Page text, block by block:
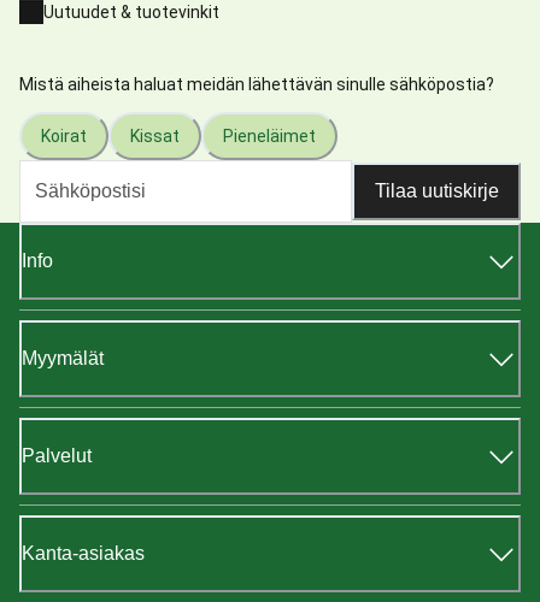
Uutuudet & tuotevinkit
Mistä aiheista haluat meidän lähettävän sinulle sähköpostia?
Koirat Kissat Pieneläimet
Tilaa uutiskirje
Info
Myymälät
Palvelut
Kanta-asiakas